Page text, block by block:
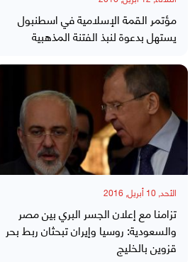
مؤتمر القمة الإسلامية في اسطنبول
يستهل بدعوة لنبذ الفتنة المذهبية
الأحد, 10 أبريل, 2016
تزامنا مع إعلان الجسر البري بين مصر
والسعودية: روسيا وإيران تبحثان ربط بحر
قزوين بالخليج